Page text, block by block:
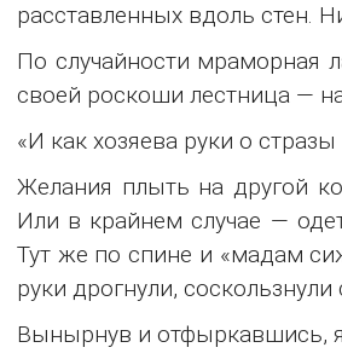
расставленных вдоль стен.
По случайности мраморная
своей роскоши лестница —
«И как хозяева руки о
Желания плыть на другой
Или в крайнем случае —
Тут же по спине и «мадам
руки дрогнули,
Вынырнув и отфыркавшись,